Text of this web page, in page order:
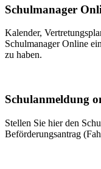
Schulmanager
Kalender,
Schulmanager Online
zu haben.
Schulanmeldung
Stellen Sie hier den
Beförderungsantrag